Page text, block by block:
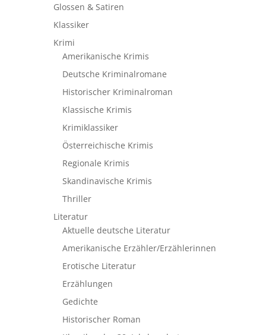
Glossen & Satiren
Klassiker
Krimi
Amerikanische Krimis
Deutsche Kriminalromane
Historischer Kriminalroman
Klassische Krimis
Krimiklassiker
Österreichische Krimis
Regionale Krimis
Skandinavische Krimis
Thriller
Literatur
Aktuelle deutsche Literatur
Amerikanische Erzähler/Erzählerinnen
Erotische Literatur
Erzählungen
Gedichte
Historischer Roman